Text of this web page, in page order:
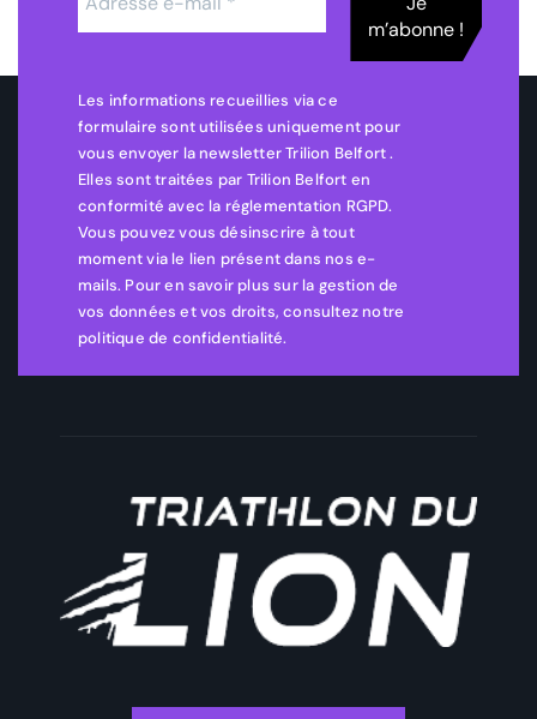
Les informations recueillies via ce
formulaire sont utilisées uniquement pour
vous envoyer la newsletter Trilion Belfort .
Elles sont traitées par Trilion Belfort en
conformité avec la réglementation RGPD.
Vous pouvez vous désinscrire à tout
moment via le lien présent dans nos e-
mails. Pour en savoir plus sur la gestion de
vos données et vos droits, consultez notre
politique de confidentialité.